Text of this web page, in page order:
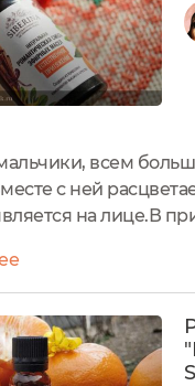
всем
с ней
на лице.В
бутылочки - 10